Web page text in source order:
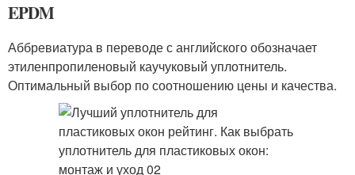
EPDM
Аббревиатура в переводе с английского обозначает
этиленпропиленовый каучуковый уплотнитель.
Оптимальный выбор по соотношению цены и качества.